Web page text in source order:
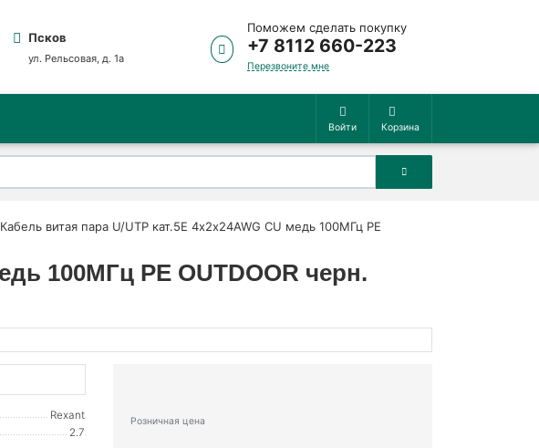
Псков
ул. Рельсовая, д. 1а
Поможем сделать покупку
+7 8112 660-223
Перезвоните мне
Войти Корзина
Кабель витая пара U/UTP кат.5E 4х2х24AWG CU медь 100МГц PE
100МГц PE OUTDOOR черн.
Rexant
2.7
Розничная цена